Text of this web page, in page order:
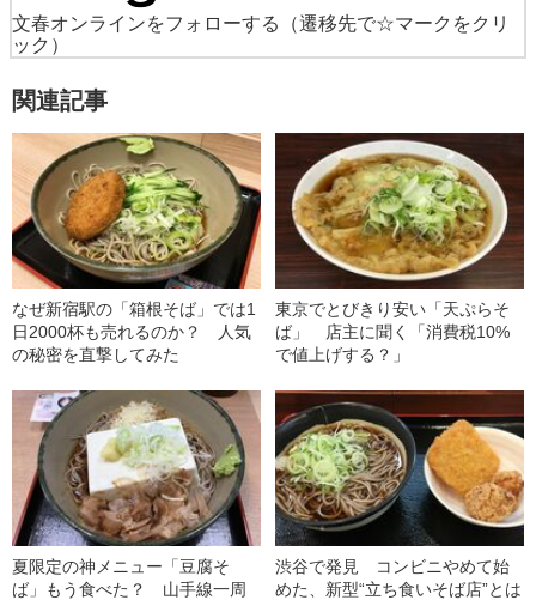
文春オンラインをフォローする
（遷移先で☆マークをクリ
ック）
関連記事
なぜ新宿駅の「箱根そば」では1
日2000杯も売れるのか？ 人気
の秘密を直撃してみた
東京でとびきり安い「天ぷらそ
ば」 店主に聞く「消費税10%
で値上げする？」
夏限定の神メニュー「豆腐そ
ば」もう食べた？ 山手線一周
渋谷で発見 コンビニやめて始
めた、新型“立ち食いそば店”とは